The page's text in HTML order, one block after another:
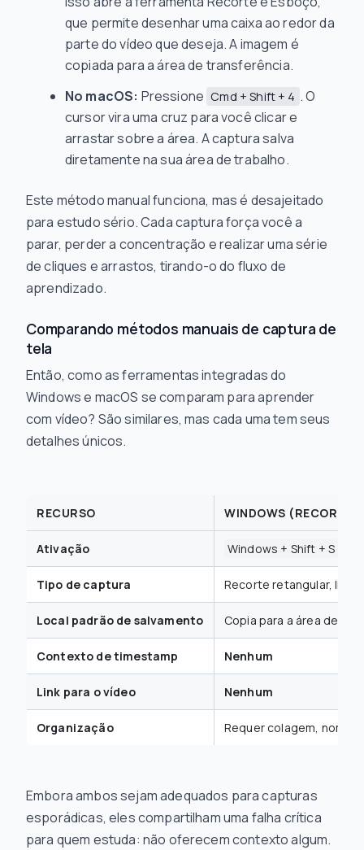
que permite desenhar uma caixa ao redor da
parte do vídeo que deseja. A imagem é
copiada para a área de transferência.
No macOS: Pressione Cmd + Shift + 4 . O
cursor vira uma cruz para você clicar e
arrastar sobre a área. A captura salva
diretamente na sua área de trabalho.
Este método manual funciona, mas é desajeitado
para estudo sério. Cada captura força você a
parar, perder a concentração e realizar uma série
de cliques e arrastos, tirando-o do fluxo de
aprendizado.
Comparando métodos manuais de captura de
tela
Então, como as ferramentas integradas do
Windows e macOS se comparam para aprender
com vídeo? São similares, mas cada uma tem seus
detalhes únicos.
RECURSO WINDOWS (RECORTE
Ativação Windows + Shift + S
Tipo de captura Recorte retangular,
Local padrão de salvamento Copia para a área de
Contexto de timestamp Nenhum
Link para o vídeo Nenhum
Organização Requer colagem,
Embora ambos sejam adequados para capturas
esporádicas, eles compartilham uma falha crítica
para quem estuda: não oferecem contexto algum.